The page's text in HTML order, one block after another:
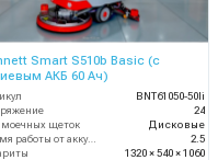
Smart S510b Basic (с
АКБ 60 Ач)
BNT61050-50li
24
моечных щеток
Дисковые
Время работы от аккумуляторов (ч)
2.5
1320 × 540 × 1060